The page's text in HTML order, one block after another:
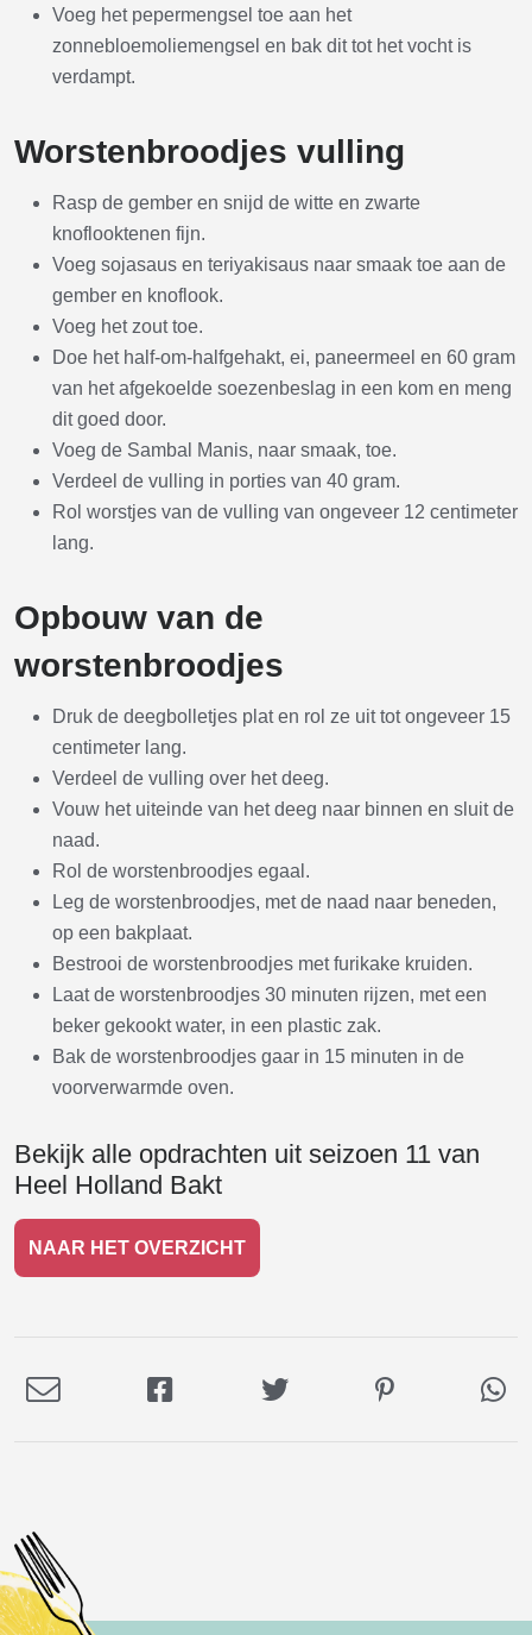
Voeg het pepermengsel toe aan het
zonnebloemoliemengsel en bak dit tot het vocht is
verdampt.
Worstenbroodjes vulling
Rasp de gember en snijd de witte en zwarte
knoflooktenen fijn.
Voeg sojasaus en teriyakisaus naar smaak toe aan de
gember en knoflook.
Voeg het zout toe.
Doe het half-om-halfgehakt, ei, paneermeel en 60 gram
van het afgekoelde soezenbeslag in een kom en meng
dit goed door.
Voeg de Sambal Manis, naar smaak, toe.
Verdeel de vulling in porties van 40 gram.
Rol worstjes van de vulling van ongeveer 12 centimeter
lang.
Opbouw van de
worstenbroodjes
Druk de deegbolletjes plat en rol ze uit tot ongeveer 15
centimeter lang.
Verdeel de vulling over het deeg.
Vouw het uiteinde van het deeg naar binnen en sluit de
naad.
Rol de worstenbroodjes egaal.
Leg de worstenbroodjes, met de naad naar beneden,
op een bakplaat.
Bestrooi de worstenbroodjes met furikake kruiden.
Laat de worstenbroodjes 30 minuten rijzen, met een
beker gekookt water, in een plastic zak.
Bak de worstenbroodjes gaar in 15 minuten in de
voorverwarmde oven.
Bekijk alle opdrachten uit seizoen 11 van
Heel Holland Bakt
NAAR HET OVERZICHT
Deel
Deel